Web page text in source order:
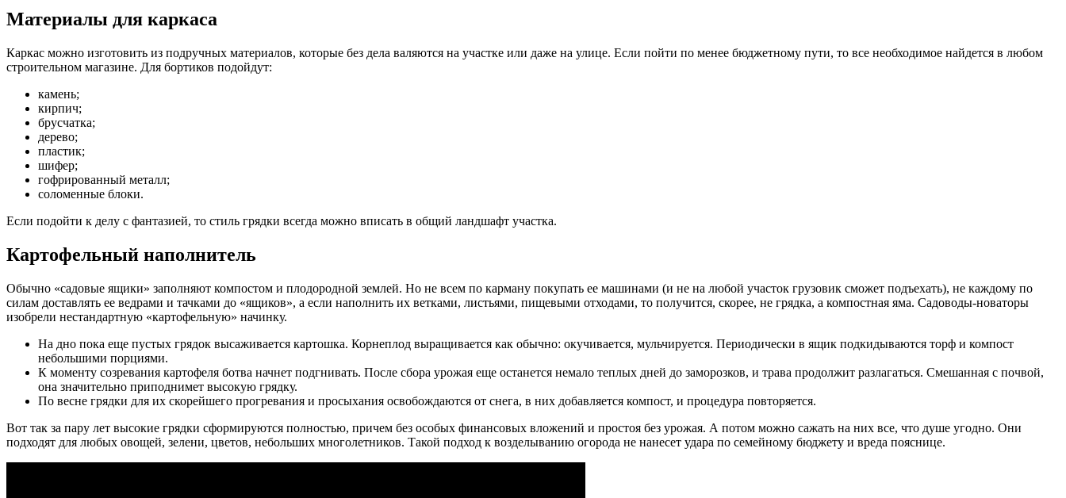
Материалы для каркаса
Каркас можно изготовить из подручных материалов, которые без дела валяются на участке или даже на улице. Если пойти по менее бюджетному пути, то все необходимое найдется в любом
строительном магазине. Для бортиков подойдут:
камень;
кирпич;
брусчатка;
дерево;
пластик;
шифер;
гофрированный металл;
соломенные блоки.
Если подойти к делу с фантазией, то стиль грядки всегда можно вписать в общий ландшафт участка.
Картофельный наполнитель
Обычно «садовые ящики» заполняют компостом и плодородной землей. Но не всем по карману покупать ее машинами (и не на любой участок грузовик сможет подъехать), не каждому по
силам доставлять ее ведрами и тачками до «ящиков», а если наполнить их ветками, листьями, пищевыми отходами, то получится, скорее, не грядка, а компостная яма. Садоводы-новаторы
изобрели нестандартную «картофельную» начинку.
На дно пока еще пустых грядок высаживается картошка. Корнеплод выращивается как обычно: окучивается, мульчируется. Периодически в ящик подкидываются торф и компост
небольшими порциями.
К моменту созревания картофеля ботва начнет подгнивать. После сбора урожая еще останется немало теплых дней до заморозков, и трава продолжит разлагаться. Смешанная с почвой,
она значительно приподнимет высокую грядку.
По весне грядки для их скорейшего прогревания и просыхания освобождаются от снега, в них добавляется компост, и процедура повторяется.
Вот так за пару лет высокие грядки сформируются полностью, причем без особых финансовых вложений и простоя без урожая. А потом можно сажать на них все, что душе угодно. Они
подходят для любых овощей, зелени, цветов, небольших многолетников. Такой подход к возделыванию огорода не нанесет удара по семейному бюджету и вреда пояснице.